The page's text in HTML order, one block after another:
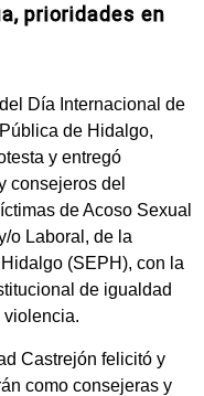
prioridades en
Día Internacional de
de Hidalgo,
y entregó
consejeros del
de Acoso Sexual
o Laboral, de la
(SEPH), con la
de igualdad
violencia.
Castrejón felicitó y
como consejeras y